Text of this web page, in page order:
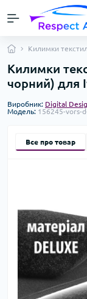
Килимки
Килимки
чорний) для
Виробник: Digital
Модель: 156245-vors-
Все про товар